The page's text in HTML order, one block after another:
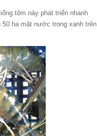
tôm này phát triển nhanh
ha mặt nước trong xanh trên